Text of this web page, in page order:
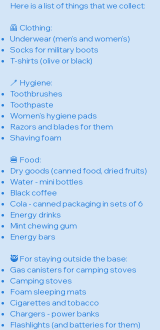
Here is a list of things that we collect:
🦺 Clothing:
Underwear (men's and women's)
Socks for military boots
T-shirts (olive or black)
🪥 Hygiene:
Toothbrushes
Toothpaste
Women's hygiene pads
Razors and blades for them
Shaving foam
🍔 Food:
Dry goods (canned food, dried fruits)
Water - mini bottles
Black coffee
Cola - canned packaging in sets of 6
Energy drinks
Mint chewing gum
Energy bars
🥷 For staying outside the base:
Gas canisters for camping stoves
Camping stoves
Foam sleeping mats
Cigarettes and tobacco
Chargers - power banks
Flashlights (and batteries for them)